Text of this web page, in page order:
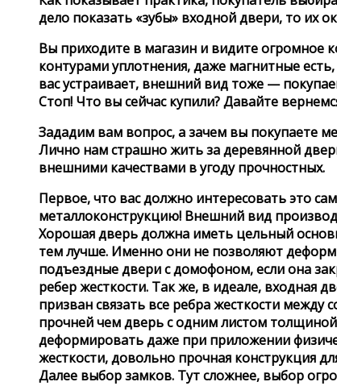
дело показать «зубы» входной двери, то их
Вы приходите в магазин и видите огромное
контурами уплотнения, даже магнитные
вас устраивает, внешний вид тоже —
Стоп! Что вы сейчас купили? Давайте
Зададим вам вопрос, а зачем вы покупаете
Лично нам страшно жить за деревянной
внешними качествами в угоду прочностных.
Первое, что вас должно интересовать это
металлоконструкцию! Внешний вид
Хорошая дверь должна иметь цельный
тем лучше. Именно они не позволяют
подъездные двери с домофоном, если она
ребер жесткости. Так же, в идеале, входная
призван связать все ребра жесткости
прочней чем дверь с одним листом
деформировать даже при приложении
жесткости, довольно прочная конструкция
Далее выбор замков. Тут сложнее, выбор